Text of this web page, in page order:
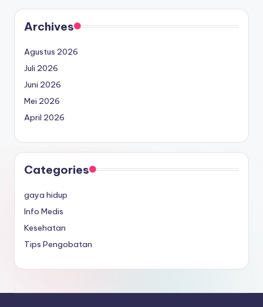
Archives
Agustus 2026
Juli 2026
Juni 2026
Mei 2026
April 2026
Categories
gaya hidup
Info Medis
Kesehatan
Tips Pengobatan